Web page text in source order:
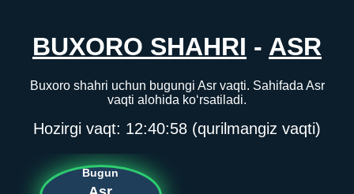
BUXORO SHAHRI - ASR
Buxoro shahri uchun bugungi Asr vaqti. Sahifada Asr
vaqti alohida ko‘rsatiladi.
Hozirgi vaqt: 12:40:58 (qurilmangiz vaqti)
Bugun